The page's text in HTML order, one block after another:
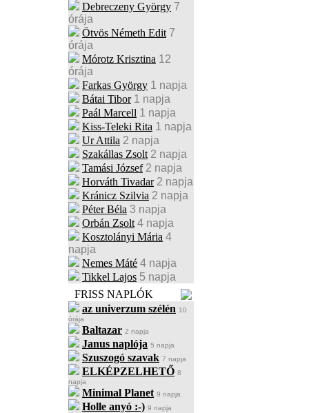
Debreczeny György 7
órája
Ötvös Németh Edit 7
órája
Mórotz Krisztina 12
órája
Farkas György 1 napja
Bátai Tibor 1 napja
Paál Marcell 1 napja
Kiss-Teleki Rita 1 napja
Ur Attila 2 napja
Szakállas Zsolt 2 napja
Tamási József 2 napja
Horváth Tivadar 2 napja
Kránicz Szilvia 2 napja
Péter Béla 3 napja
Orbán Zsolt 4 napja
Kosztolányi Mária 4
napja
Nemes Máté 4 napja
Tikkel Lajos 5 napja
FRISS NAPLÓK
az univerzum szélén 10
órája
Baltazar 2 napja
Janus naplója 5 napja
Szuszogó szavak 7 napja
ELKÉPZELHETŐ 8
napja
Minimal Planet 9 napja
Holle anyó :-) 9 napja